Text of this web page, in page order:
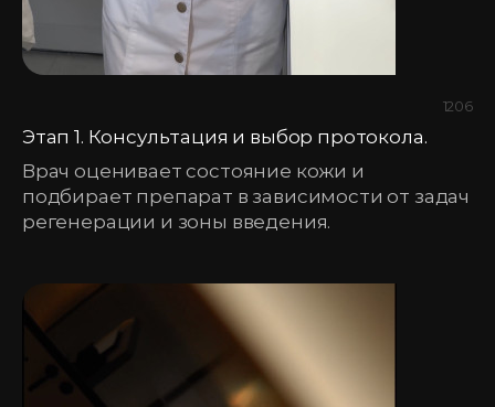
1206
Этап 1. Консультация и выбор протокола.
Врач оценивает состояние кожи и
подбирает препарат в зависимости от задач
регенерации и зоны введения.